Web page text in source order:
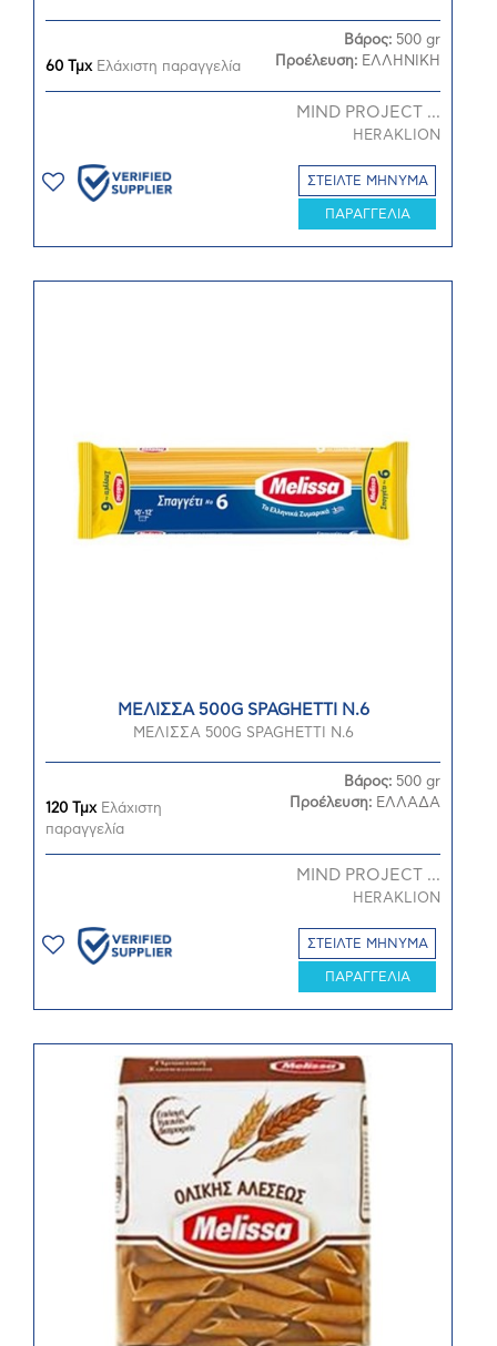
60 ΤμχΕλάχιστη παραγγελία
Βάρος: 500 gr
Προέλευση: ΕΛΛΗΝΙΚΗ
MIND PROJECT ...
HERAKLION
ΣΤΕΙΛΤΕ ΜΗΝΥΜΑ
ΠΑΡΑΓΓΕΛΙΑ
ΜΕΛΙΣΣΑ 500G SPAGHETTI Ν.6
ΜΕΛΙΣΣΑ 500G SPAGHETTI Ν.6
120 ΤμχΕλάχιστη
παραγγελία
Βάρος: 500 gr
Προέλευση: ΕΛΛΑΔΑ
MIND PROJECT ...
HERAKLION
ΣΤΕΙΛΤΕ ΜΗΝΥΜΑ
ΠΑΡΑΓΓΕΛΙΑ